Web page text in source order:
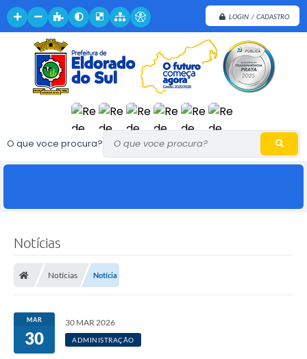
LOGIN / CADASTRO
O que voce procura?
Notícias
Notícias Notícia
MAR
30
30 MAR 2026
ADMINISTRAÇÃO